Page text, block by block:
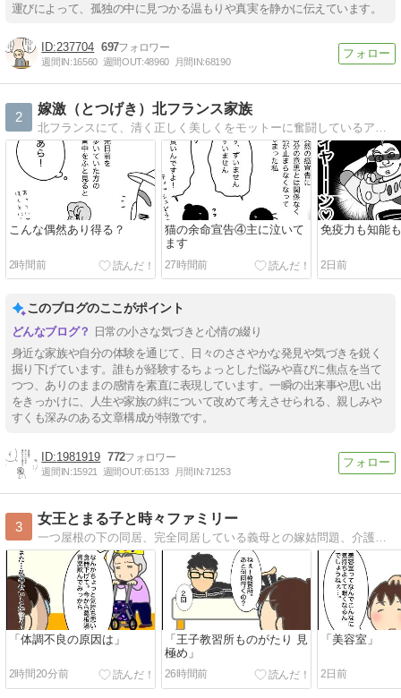
運びによって、孤独の中に見つかる温もりや真実を静かに伝えています。
237704 697
週間IN:16560 週間OUT:48960 月間IN:68190
2
嫁激（とつげき）北フランス家族
北フランスにて、清く正しく美しくをモットーに奮闘しているアラサー母の絵日記です。
こんな偶然あり得る？
2時間前
猫の余命宣告④主に泣いて
ます
27時間前
免疫力も知能
2日前
このブログのここがポイント
日常の小さな気づきと心情の綴り
身近な家族や自分の体験を通じて、日々のささやかな発見や気づきを鋭く
掘り下げています。誰もが経験するちょっとした悩みや喜びに焦点を当て
つつ、ありのままの感情を素直に表現しています。一瞬の出来事や思い出
をきっかけに、人生や家族の絆について改めて考えさせられる、親しみや
すくも深みのある文章構成が特徴です。
1981919 772
週間IN:15921 週間OUT:65133 月間IN:71253
3
女王とまる子と時々ファミリー
一つ屋根の下の同居、完全同居している義母との嫁姑問題、介護に対する嫁の愚痴メインのブログです。
「体調不良の原因は」
2時間20分前
「王子教習所ものがたり 見
極め」
26時間前
「美容室」
2日前